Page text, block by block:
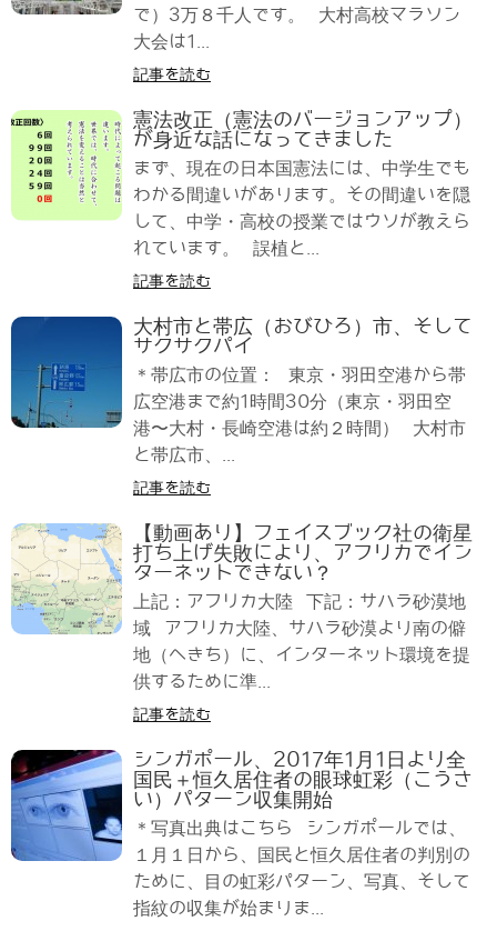
で）3万８千人です。 大村高校マラソン
大会は1...
記事を読む
憲法改正（憲法のバージョンアップ）
が身近な話になってきました
まず、現在の日本国憲法には、中学生でも
わかる間違いがあります。その間違いを隠
して、中学・高校の授業ではウソが教えら
れています。 誤植と...
記事を読む
大村市と帯広（おびひろ）市、そして
サクサクパイ
＊帯広市の位置： 東京・羽田空港から帯
広空港まで約1時間30分（東京・羽田空
港〜大村・長崎空港は約２時間） 大村市
と帯広市、...
記事を読む
【動画あり】フェイスブック社の衛星
打ち上げ失敗により、アフリカでイン
ターネットできない？
上記：アフリカ大陸 下記：サハラ砂漠地
域 アフリカ大陸、サハラ砂漠より南の僻
地（へきち）に、インターネット環境を提
供するために準...
記事を読む
シンガポール、2017年1月1日より全
国民＋恒久居住者の眼球虹彩（こうさ
い）パターン収集開始
＊写真出典はこちら シンガポールでは、
１月１日から、国民と恒久居住者の判別の
ために、目の虹彩パターン、写真、そして
指紋の収集が始まりま...